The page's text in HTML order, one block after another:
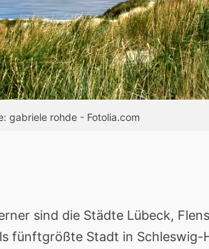
gabriele rohde - Fotolia.com
sind die Städte Lübeck,
fünftgrößte Stadt in